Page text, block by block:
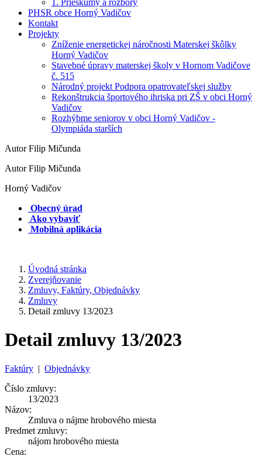
1. Prieskumy a rozbory
PHSR obce Horný Vadičov
Kontakt
Projekty
Zníženie energetickej náročnosti Materskej škôlky
Horný Vadičov
Stavebné úpravy materskej školy v Hornom Vadičove
č. 515
Národný projekt Podpora opatrovateľskej služby
Rekonštrukcia športového ihriska pri ZŠ v obci Horný
Vadičov
Rozhýbme seniorov v obci Horný Vadičov -
Olympiáda starších
Autor Filip Mičunda
Autor Filip Mičunda
Horný Vadičov
Obecný úrad
Ako vybaviť
Mobilná aplikácia
Úvodná stránka
Zverejňovanie
Zmluvy, Faktúry, Objednávky
Zmluvy
Detail zmluvy 13/2023
Detail zmluvy 13/2023
Faktúry | Objednávky
Číslo zmluvy:
13/2023
Názov:
Zmluva o nájme hrobového miesta
Predmet zmluvy:
nájom hrobového miesta
Cena: